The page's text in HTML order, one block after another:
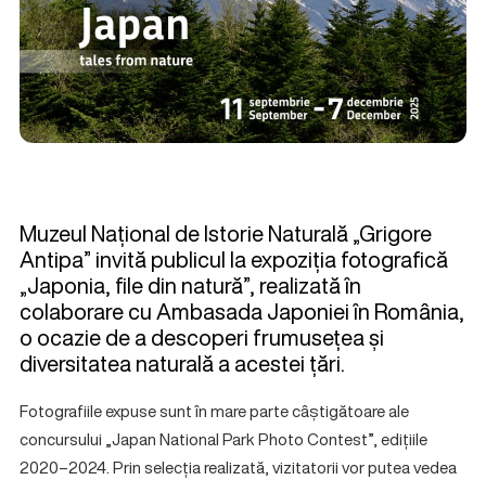
Muzeul Național de Istorie Naturală „Grigore
Antipa” invită publicul la expoziția fotografică
„Japonia, file din natură”, realizată în
colaborare cu Ambasada Japoniei în România,
o ocazie de a descoperi frumusețea și
diversitatea naturală a acestei țări.
Fotografiile expuse sunt în mare parte câștigătoare ale
concursului „Japan National Park Photo Contest”, edițiile
2020–2024. Prin selecția realizată, vizitatorii vor putea vedea